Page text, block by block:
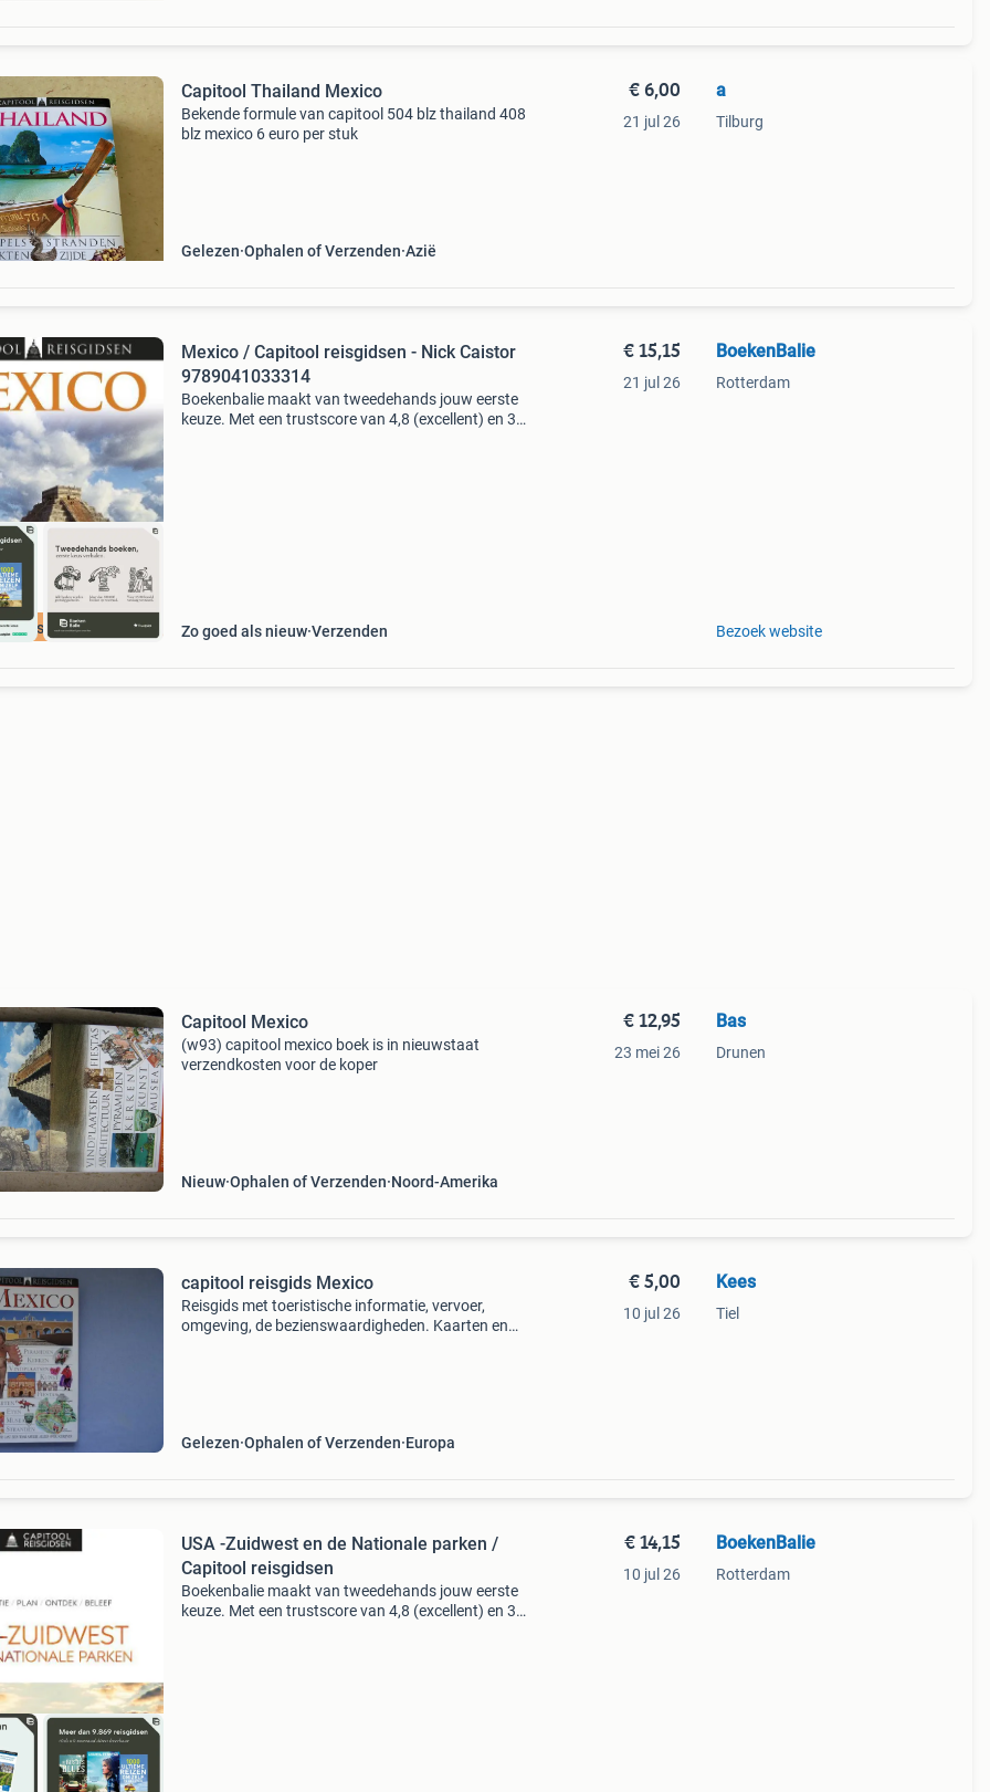
Capitool Thailand Mexico
Bekende formule van capitool 504 blz thailand 408
blz mexico 6 euro per stuk
Gelezen Ophalen of Verzenden Azië
€ 6,00
21 jul 26
a
Tilburg
prijs
Mexico / Capitool reisgidsen - Nick Caistor
9789041033314
Boekenbalie maakt van tweedehands jouw eerste
keuze. Met een trustscore van 4,8 (excellent) en 30
Zo goed als nieuw Verzenden
€ 15,15
21 jul 26
BoekenBalie
Rotterdam
Bezoek website
Capitool Mexico
(w93) capitool mexico boek is in nieuwstaat
verzendkosten voor de koper
Nieuw Ophalen of Verzenden Noord-Amerika
€ 12,95
23 mei 26
Bas
Drunen
capitool reisgids Mexico
Reisgids met toeristische informatie, vervoer,
omgeving, de bezienswaardigheden. Kaarten en
Gelezen Ophalen of Verzenden Europa
€ 5,00
10 jul 26
Kees
Tiel
USA -Zuidwest en de Nationale parken /
Capitool reisgidsen
Boekenbalie maakt van tweedehands jouw eerste
keuze. Met een trustscore van 4,8 (excellent) en 30
€ 14,15
10 jul 26
BoekenBalie
Rotterdam